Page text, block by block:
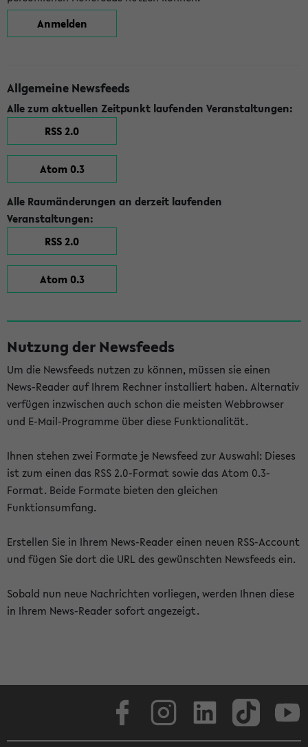
Anmelden
Allgemeine Newsfeeds
Alle zum aktuellen Zeitpunkt laufenden Veranstaltungen:
RSS 2.0
Atom 0.3
Alle Raumänderungen an derzeit laufenden
Veranstaltungen:
RSS 2.0
Atom 0.3
Nutzung der Newsfeeds
Um die Newsfeeds nutzen zu können, müssen sie einen
News-Reader auf Ihrem Rechner installiert haben. Alternativ
verfügen inzwischen auch schon die meisten Webbrowser
und E-Mail-Programme über diese Funktionalität.
Ihnen stehen zwei Formate je Newsfeed zur Auswahl: Dieses
ist zum einen das RSS 2.0-Format sowie das Atom 0.3-
Format. Beide Formate bieten den gleichen
Funktionsumfang.
Erstellen Sie in Ihrem News-Reader einen neuen RSS-Account
und fügen Sie dort die URL des gewünschten Newsfeeds ein.
Sobald nun neue Nachrichten vorliegen, werden Ihnen diese
in Ihrem News-Reader sofort angezeigt.